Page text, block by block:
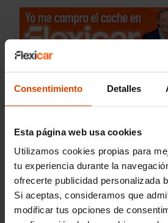
Consentimiento Detalles
Esta página web usa cookies
Utilizamos cookies propias para
tu experiencia durante la
ofrecerte publicidad personalizada
Si aceptas, consideramos que
modificar tus opciones de